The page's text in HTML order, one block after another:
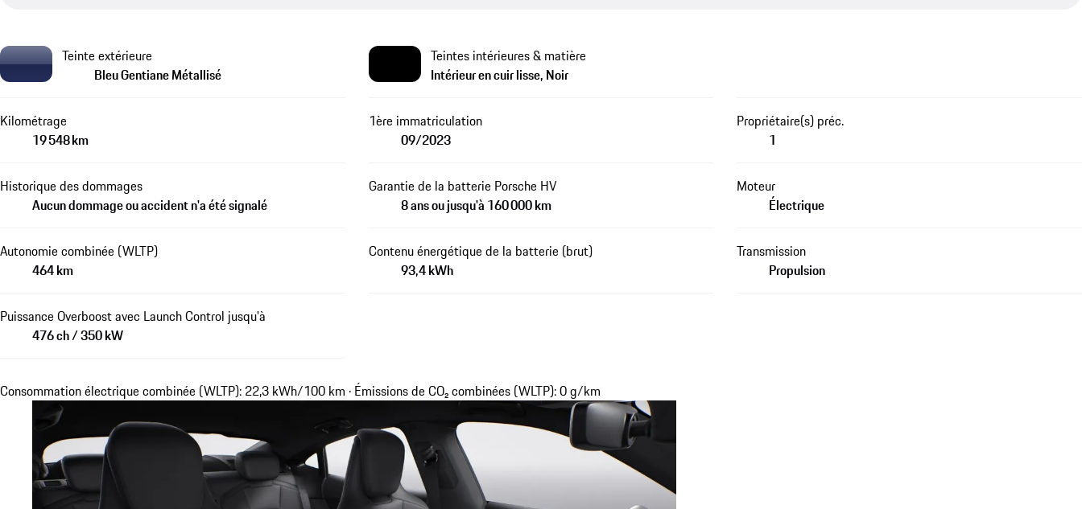
Teinte extérieure
Bleu Gentiane Métallisé
Teintes intérieures & matière
Intérieur en cuir lisse, Noir
Kilométrage
19 548 km
1ère immatriculation
09/2023
Propriétaire(s) préc.
1
Historique des dommages
Aucun dommage ou accident n'a été signalé
Garantie de la batterie Porsche HV
8 ans ou jusqu'à 160 000 km
Moteur
Électrique
Autonomie combinée (WLTP)
464 km
Contenu énergétique de la batterie (brut)
93,4 kWh
Transmission
Propulsion
Puissance Overboost avec Launch Control jusqu'à
476 ch / 350 kW
Consommation électrique combinée (WLTP): 22,3 kWh/100 km · Émissions de CO₂ combinées (WLTP): 0 g/km